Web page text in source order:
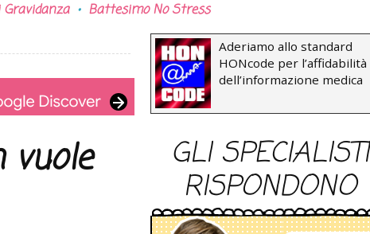
Battesimo No Stress
Aderiamo allo standard
HONcode per l’affidabilità
dell’informazione medica
GLI SPECIALISTI
RISPONDONO